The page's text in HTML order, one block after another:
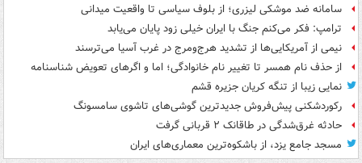
سامانه ضد موشکی لیزری؛ از بلوف سیاسی تا واقعیت میدانی
ترامپ: فکر می‌کنم جنگ با ایران خیلی زود پایان می‌یابد
نیمی از آمریکایی‌ها از تشدید هرج‌ومرج در غرب آسیا می‌ترسند
از حذف نام همسر تا تغییر نام خانوادگی؛ اما و اگرهای تعویض شناسنامه
نمایی زیبا از تنگه کریان جزیره قشم
رکوردشکنی پیش‌فروش جدیدترین گوشی‌های تاشوی سامسونگ
حادثه غرق‌شدگی در طاقانک ۲ قربانی گرفت
مسجد جامع یزد، از باشکوه‌ترین معماری‌های ایران